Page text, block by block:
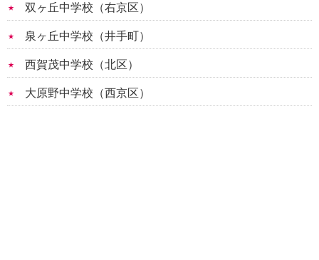
双ヶ丘中学校（右京区）
泉ヶ丘中学校（井手町）
西賀茂中学校（北区）
大原野中学校（西京区）